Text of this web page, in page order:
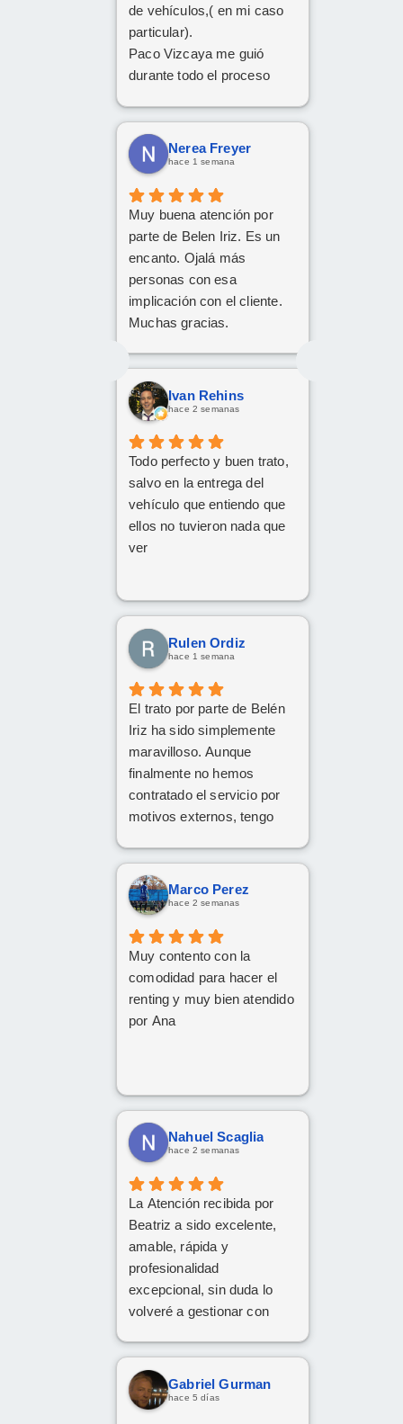
de vehículos,( en mi caso
particular).
Paco Vizcaya me guió
durante todo el proceso
Formentor al mejor precio.
Ahora a esperar la entrega
que esperamos sea lo más
Nerea Freyer
hace 1 semana
Muy buena atención por
parte de Belen Iriz. Es un
encanto. Ojalá más
personas con esa
implicación con el cliente.
Muchas gracias.
Ivan Rehins
hace 2 semanas
Todo perfecto y buen trato,
salvo en la entrega del
vehículo que entiendo que
ellos no tuvieron nada que
ver
Rulen Ordiz
hace 1 semana
El trato por parte de Belén
Iriz ha sido simplemente
maravilloso. Aunque
finalmente no hemos
contratado el servicio por
motivos externos, tengo
decido dar el paso, volveré
a ponerme en sus manos
sin dudarlo. Da gusto
atentas, profesionales y
cercanas. ¡Muchísimas
gracias por todo!
Marco Perez
hace 2 semanas
Muy contento con la
comodidad para hacer el
renting y muy bien atendido
por Ana
Nahuel Scaglia
hace 2 semanas
La Atención recibida por
Beatriz a sido excelente,
amable, rápida y
profesionalidad
excepcional, sin duda lo
volveré a gestionar con
contrataciones.
Gabriel Gurman
hace 5 días